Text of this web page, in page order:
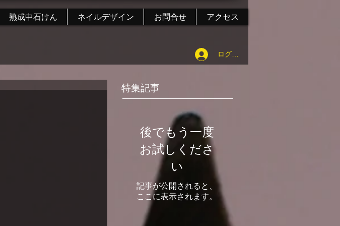
熟成中石けん ネイルデザイン お問合せ アクセス
ログイン
特集記事
後でもう一度
お試しくださ
い
記事が公開されると、
ここに表示されます。